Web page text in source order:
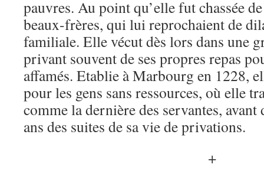
pauvres. Au point qu’elle fut chassée
beaux-frères, qui lui reprochaient de
familiale. Elle vécut dès lors dans une
privant souvent de ses propres repas
affamés. Etablie à Marbourg en 1228,
pour les gens sans ressources, où elle
comme la dernière des servantes,
ans des suites de sa vie de privations.
+